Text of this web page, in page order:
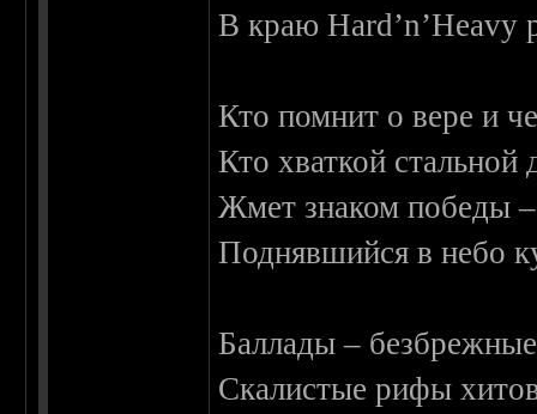
В краю Hard’n’Heavy
Кто помнит о вере и
Кто хваткой стальной
Жмет знаком победы
Поднявшийся в небо
Баллады –
Скалистые рифы